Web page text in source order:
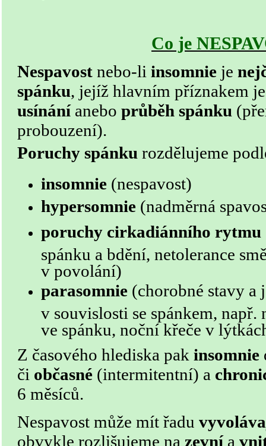
Co je
Nespavost nebo-li insomnie je
spánku, jejíž hlavním příznakem
usínáníanebo průběh spánku
probouzení).
Poruchy spánku rozdělujeme
insomnie (nespavost)
hypersomnie (nadměrná
poruchy cirkadiánního rytmu
spánku a bdění, netolerance
v povolání)
parasomnie (chorobné stavy
v souvislosti se spánkem,
ve spánku, noční křeče v
Z časového hlediska pak insomnie
či občasné (intermitentní) a
6 měsíců.
Nespavost může mít řadu
obvykle rozlišujeme na zevnía